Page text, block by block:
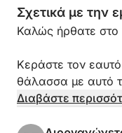
Σχετικά με την
Καλώς ήρθατε στο
Κεράστε τον
θάλασσα με αυτό
Open, ένα
Διαβάστε